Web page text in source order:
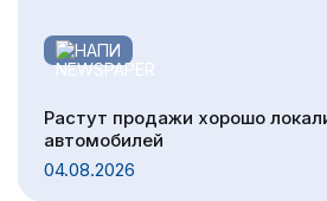
НАПИ
Растут продажи хорошо
автомобилей
04.08.2026